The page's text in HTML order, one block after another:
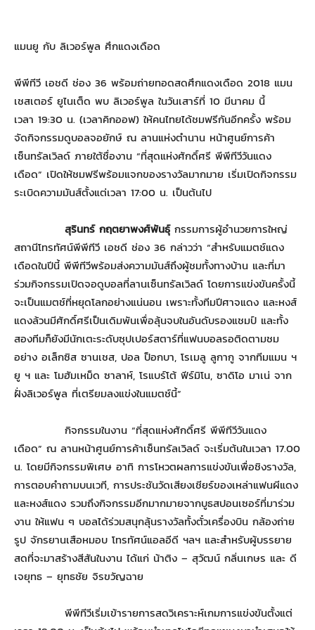
แมนยู กับ ลิเวอร์พูล ศึกแดงเดือด
พีพีทีวี เอชดี ช่อง 36 พร้อมถ่ายทอดสดศึกแดงเดือด 2018 แมน
เชสเตอร์ ยูไนเต็ด พบ ลิเวอร์พูล ในวันเสาร์ที่ 10 มีนาคม นี้
เวลา 19:30 น. (เวลาคิกออฟ) ให้คนไทยได้ชมฟรีกันอีกครั้ง พร้อม
จัดกิจกรรมดูบอลจอยักษ์ ณ ลานแห่งตำนาน หน้าศูนย์การค้า
เซ็นทรัลเวิลด์ ภายใต้ชื่องาน “ที่สุดแห่งศักดิ์ศรี พีพีทีวีวันแดง
เดือด” เปิดให้ชมฟรีพร้อมแจกของรางวัลมากมาย เริ่มเปิดกิจกรรม
ระเบิดความมันส์ตั้งแต่เวลา 17:00 น. เป็นต้นไป
สุรินทร์ กฤตยาพงศ์พันธุ์ กรรมการผู้อำนวยการใหญ่
สถานีโทรทัศน์พีพีทีวี เอชดี ช่อง 36 กล่าวว่า “สำหรับแมตช์แดง
เดือดในปีนี้ พีพีทีวีพร้อมส่งความมันส์ถึงผู้ชมทั้งทางบ้าน และที่มา
ร่วมกิจกรรมเปิดจอดูบอลที่ลานเซ็นทรัลเวิลด์ โดยการแข่งขันครั้งนี้
จะเป็นแมตช์ที่หยุดโลกอย่างแน่นอน เพราะทั้งทีมปีศาจแดง และหงส์
แดงล้วนมีศักดิ์ศรีเป็นเดิมพันเพื่อลุ้นจบในอันดับรองแชมป์ และทั้ง
สองทีมก็ยังมีนักเตะระดับซุปเปอร์สตาร์ที่แฟนบอลรอติดตามชม
อย่าง อเล็กซิส ซานเชส, ปอล ป็อกบา, โรเมลู ลูกากู จากทีมแมน ฯ
ยู ฯ และ โมฮัมเหม็ด ซาลาห์, โรแบร์โต้ ฟีร์มิโน, ซาดิโอ มาเน่ จาก
ฝั่งลิเวอร์พูล ที่เตรียมลงแข่งในแมตช์นี้”
กิจกรรมในงาน “ที่สุดแห่งศักดิ์ศรี พีพีทีวีวันแดง
เดือด” ณ ลานหน้าศูนย์การค้าเซ็นทรัลเวิลด์ จะเริ่มต้นในเวลา 17.00
น. โดยมีกิจกรรมพิเศษ อาทิ การโหวตผลการแข่งขันเพื่อชิงรางวัล,
การตอบคำถามบนเวที, การประชันวัดเสียงเชียร์ของเหล่าแฟนผีแดง
และหงส์แดง รวมถึงกิจกรรมอีกมากมายจากบูธสปอนเซอร์ที่มาร่วม
งาน ให้แฟน ๆ บอลได้ร่วมสนุกลุ้นรางวัลทั้งตั๋วเครื่องบิน กล้องถ่าย
รูป จักรยานเสือหมอบ โทรทัศน์แอลอีดี ฯลฯ และสำหรับผู้บรรยาย
สดที่จะมาสร้างสีสันในงาน ได้แก่ น้าติง – สุวัฒน์ กลิ่นเกษร และ ดี
เจยุทธ – ยุทธชัย จิรขวัญฉาย
พีพีทีวีเริ่มเข้ารายการสดวิเคราะห์เกมการแข่งขันตั้งแต่